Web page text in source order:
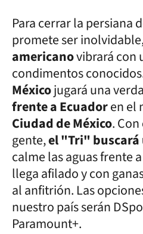
Para cerrar la persiana
promete ser
americanovibrará con
condimentos
Méxicojugará una
frente a Ecuadoren el
Ciudad de México.
gente,el "Tri"
calme las aguas frente
llega afilado y con
al anfitrión. Las
nuestro país serán
Paramount+.